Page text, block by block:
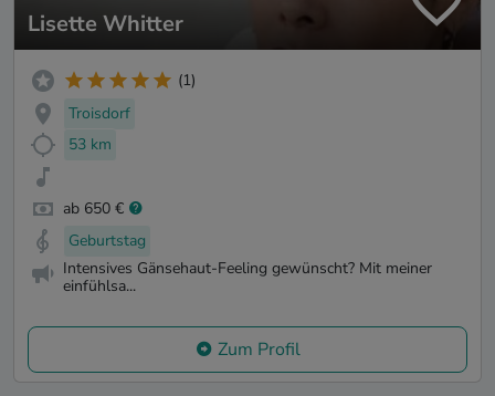
Lisette Whitter
(1)
Troisdorf
53 km
ab 650 €
Geburtstag
Intensives Gänsehaut-Feeling gewünscht? Mit meiner
einfühlsa...
Zum Profil